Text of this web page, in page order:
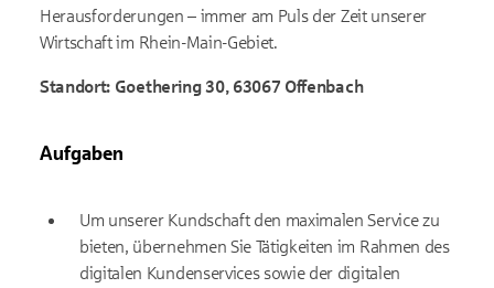
Herausforderungen – immer am Puls der Zeit unserer
Wirtschaft im Rhein-Main-Gebiet.
Standort: Goethering 30, 63067 Offenbach
Aufgaben
Um unserer Kundschaft den maximalen Service zu
bieten, übernehmen Sie Tätigkeiten im Rahmen des
digitalen Kundenservices sowie der digitalen